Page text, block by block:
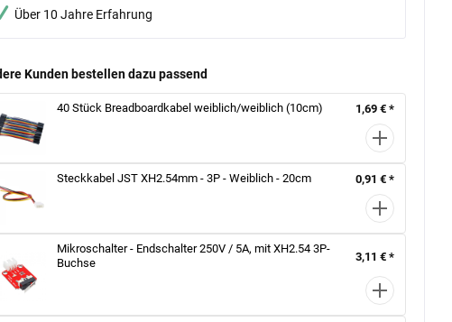
Über 10 Jahre Erfahrung
Kunden bestellen dazu passend
40 Stück Breadboardkabel weiblich/weiblich (10cm) 1,69 € *
Steckkabel JST XH2.54mm - 3P - Weiblich - 20cm 0,91 € *
Mikroschalter - Endschalter 250V / 5A, mit XH2.54 3P-
Buchse
3,11 € *